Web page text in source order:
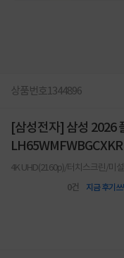
상품번호1344896
[삼성전자] 삼성 2026
LH65WMFWBGCXKR
4K UHD(2160p)/터치스크린/미
0건 지금 후기